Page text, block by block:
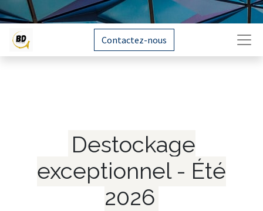
Contactez-nous
Destockage
exceptionnel - Été
2026